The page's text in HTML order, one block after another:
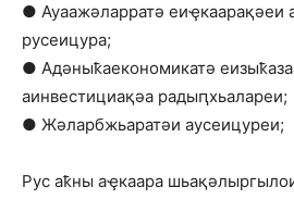
● Ауаажәларратә еиҿкаарақәеи
русеицура;
● Адәныҟаекономикатә
аинвестициақәа радыԥхьалареи;
● Жәларбжьаратәи аусеицуреи;
Рус аҟны аҿкаара